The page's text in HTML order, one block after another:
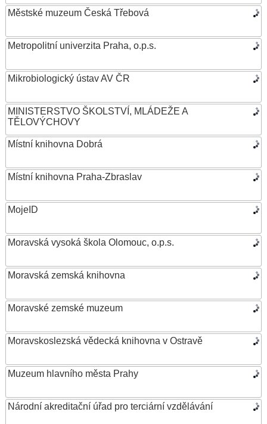
Městské muzeum Česká Třebová
Metropolitní univerzita Praha, o.p.s.
Mikrobiologický ústav AV ČR
MINISTERSTVO ŠKOLSTVÍ, MLÁDEŽE A
TĚLOVÝCHOVY
Místní knihovna Dobrá
Místní knihovna Praha-Zbraslav
MojeID
Moravská vysoká škola Olomouc, o.p.s.
Moravská zemská knihovna
Moravské zemské muzeum
Moravskoslezská vědecká knihovna v Ostravě
Muzeum hlavního města Prahy
Národní akreditační úřad pro terciární vzdělávání